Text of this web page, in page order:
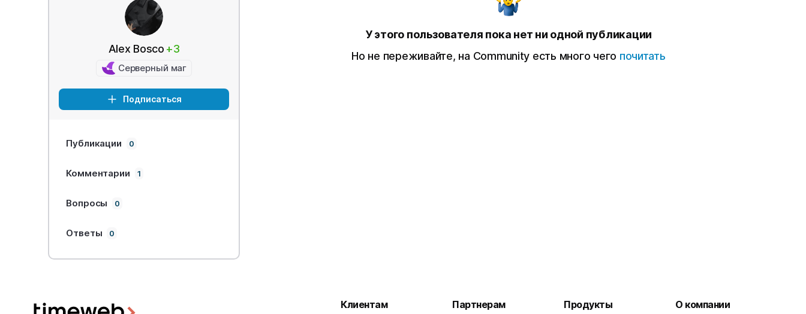
Alex Bosco +3
Серверный маг
Подписаться
Публикации 0
Комментарии 1
Вопросы 0
Ответы 0
У этого пользователя пока нет ни одной публикации
Но не переживайте, на Community есть много чего почитать
Клиентам Партнерам Продукты О компании